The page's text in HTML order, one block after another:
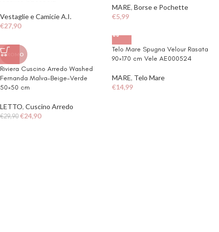
Vestaglie e Camicie A.I.
€27,90
MARE, Borse e Pochette
€5,99
PROMO
Riviera Cuscino Arredo Washed
Fernanda Malva-Beige-Verde
50×50 cm
LETTO, Cuscino Arredo
€29,90 €24,90
Telo Mare Spugna Velour Rasata
90×170 cm Vele AE000524
MARE, Telo Mare
€14,99